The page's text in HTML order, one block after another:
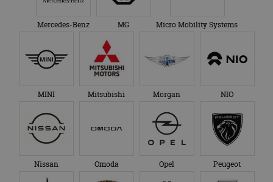
Mercedes-Benz MG Micro Mobility Systems
MINI Mitsubishi Morgan NIO
Nissan Omoda Opel Peugeot